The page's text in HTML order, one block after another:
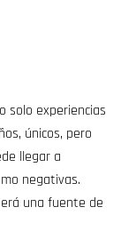
solo experiencias
únicos, pero
llegar a
negativas.
una fuente de